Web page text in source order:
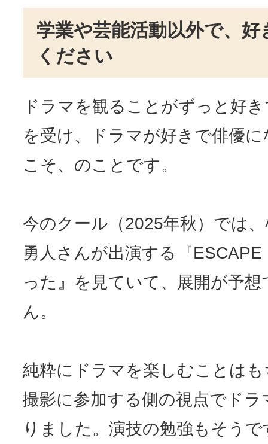
学業や芸能活動以外で、
ください
ドラマを観ることがずっと好
を受け、ドラマが好きで俳優
こそ、のことです。
今のクール（2025年秋）では
勇人さんが出演する『
った』を見ていて、展開が予
ん。
純粋にドラマを楽しむことは
撮影に参加する側の視点でド
りました。演技の勉強もそう